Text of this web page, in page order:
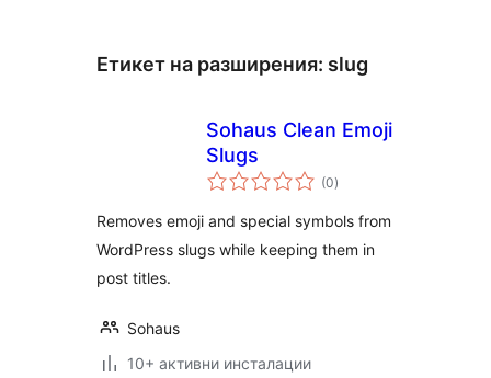
Етикет на разширения: slug
Sohaus Clean Emoji
Slugs
(0общо
оценки
)
Removes emoji and special symbols from
WordPress slugs while keeping them in
post titles.
Sohaus
10+ активни инсталации